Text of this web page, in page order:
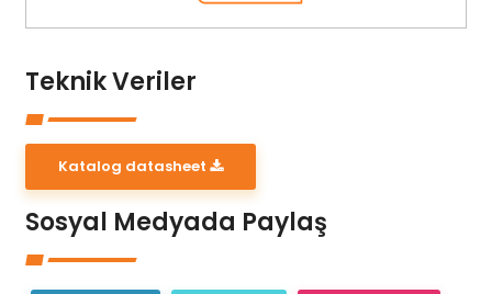
Teknik Veriler
Katalog datasheet
Sosyal Medyada Paylaş